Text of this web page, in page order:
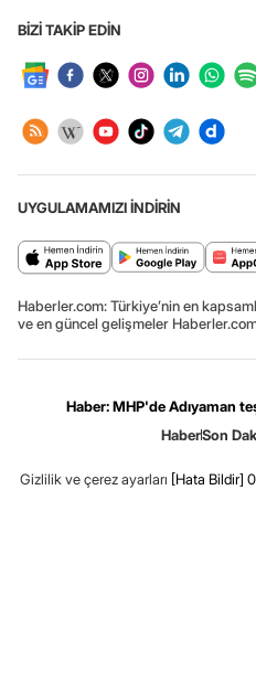
BİZİ TAKİP EDİN
UYGULAMAMIZI İNDİRİN
Haberler.com: Türkiye’nin en
ve en güncel gelişmeler
Haber: MHP'de Adıyaman
HaberSon
Gizlilik ve çerez ayarları [Hata Bildir]